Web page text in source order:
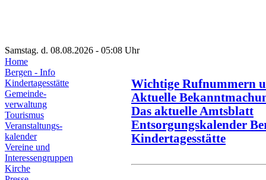
Samstag. d. 08.08.2026 - 05:08 Uhr
Home
Bergen - Info
Kindertagesstätte
Gemeinde-
verwaltung
Tourismus
Veranstaltungs-
kalender
Vereine und
Interessen­gruppen
Kirche
Wichtige Rufnummern
Aktuelle
Das aktuelle Amtsblatt
Entsorgungskalender
Kindertagesstätte